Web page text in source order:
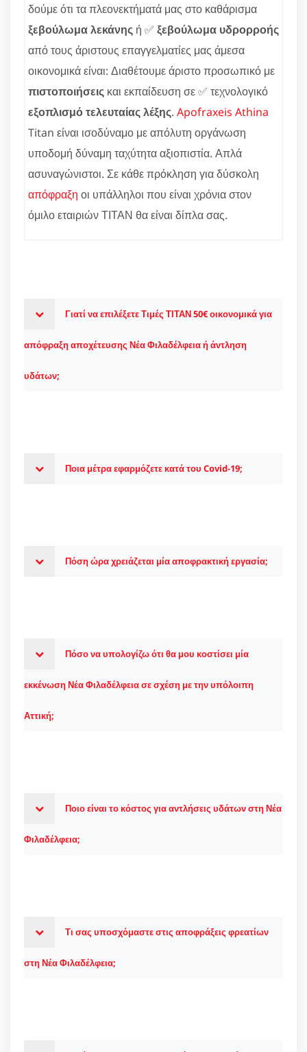
δούμε ότι τα πλεονεκτήματά μας στο καθάρισμα
ξεβούλωμα λεκάνης ή ✅ ξεβούλωμα υδρορροής
από τους άριστους επαγγελματίες μας άμεσα
οικονομικά είναι: Διαθέτουμε άριστο προσωπικό με
πιστοποιήσεις και εκπαίδευση σε ✅ τεχνολογικό
εξοπλισμό τελευταίας λέξης. Apofraxeis Athina
Titan είναι ισοδύναμο με απόλυτη οργάνωση
υποδομή δύναμη ταχύτητα αξιοπιστία. Απλά
ασυναγώνιστοι. Σε κάθε πρόκληση για δύσκολη
απόφραξη οι υπάλληλοι που είναι χρόνια στον
όμιλο εταιριών ΤΙΤΑΝ θα είναι δίπλα σας.
Γιατί να επιλέξετε Τιμές ΤΙΤΑΝ 50€ οικονομικά για
απόφραξη αποχέτευσης Νέα Φιλαδέλφεια ή άντληση
υδάτων;
Ποια μέτρα εφαρμόζετε κατά του Covid-19;
Πόση ώρα χρειάζεται μία αποφρακτική εργασία;
Πόσο να υπολογίζω ότι θα μου κοστίσει μία
εκκένωση Νέα Φιλαδέλφεια σε σχέση με την υπόλοιπη
Αττική;
Ποιο είναι το κόστος για αντλήσεις υδάτων στη Νέα
Φιλαδέλφεια;
Τι σας υποσχόμαστε στις αποφράξεις φρεατίων
στη Νέα Φιλαδέλφεια;